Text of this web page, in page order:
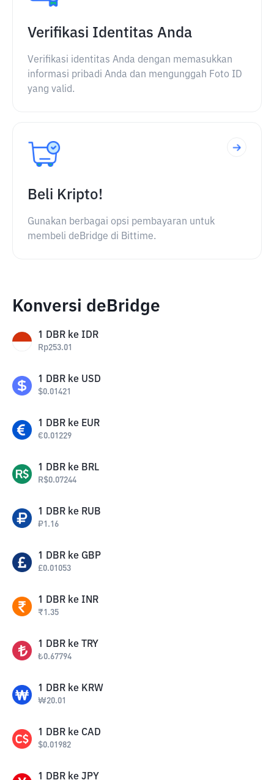
Verifikasi Identitas Anda
Verifikasi identitas Anda dengan memasukkan
informasi pribadi Anda dan mengunggah Foto ID
yang valid.
Beli Kripto!
Gunakan berbagai opsi pembayaran untuk
membeli deBridge di Bittime.
Konversi deBridge
1 DBR ke IDR
Rp253.01
1 DBR ke USD
$0.01421
1 DBR ke EUR
€0.01229
1 DBR ke BRL
R$0.07244
1 DBR ke RUB
₽1.16
1 DBR ke GBP
£0.01053
1 DBR ke INR
₹1.35
1 DBR ke TRY
₺0.67794
1 DBR ke KRW
₩20.01
1 DBR ke CAD
$0.01982
1 DBR ke JPY